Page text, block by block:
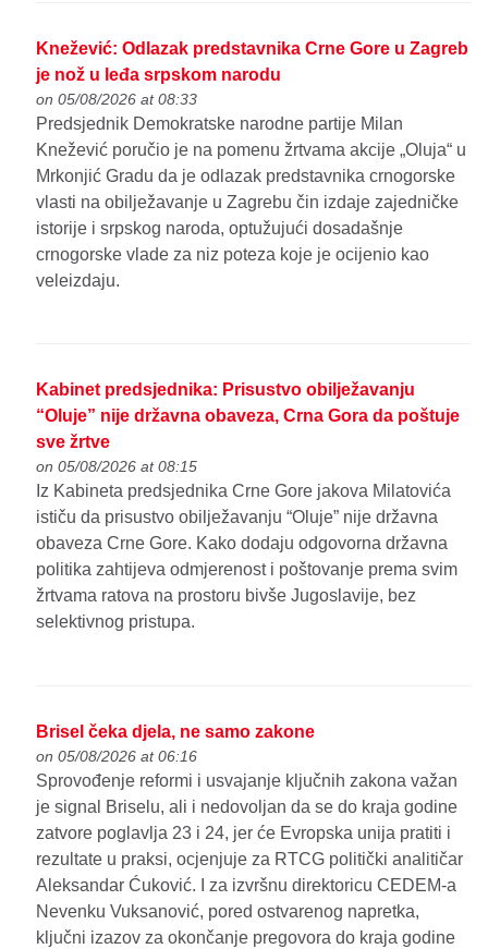
Knežević: Odlazak predstavnika Crne Gore u Zagreb
je nož u leđa srpskom narodu
on 05/08/2026 at 08:33
Predsjednik Demokratske narodne partije Milan
Knežević poručio je na pomenu žrtvama akcije „Oluja“ u
Mrkonjić Gradu da je odlazak predstavnika crnogorske
vlasti na obilježavanje u Zagrebu čin izdaje zajedničke
istorije i srpskog naroda, optužujući dosadašnje
crnogorske vlade za niz poteza koje je ocijenio kao
veleizdaju.
Kabinet predsjednika: Prisustvo obilježavanju
“Oluje” nije državna obaveza, Crna Gora da poštuje
sve žrtve
on 05/08/2026 at 08:15
Iz Kabineta predsjednika Crne Gore jakova Milatovića
ističu da prisustvo obilježavanju “Oluje” nije državna
obaveza Crne Gore. Kako dodaju odgovorna državna
politika zahtijeva odmjerenost i poštovanje prema svim
žrtvama ratova na prostoru bivše Jugoslavije, bez
selektivnog pristupa.
Brisel čeka djela, ne samo zakone
on 05/08/2026 at 06:16
Sprovođenje reformi i usvajanje ključnih zakona važan
je signal Briselu, ali i nedovoljan da se do kraja godine
zatvore poglavlja 23 i 24, jer će Evropska unija pratiti i
rezultate u praksi, ocjenjuje za RTCG politički analitičar
Aleksandar Ćuković. I za izvršnu direktoricu CEDEM-a
Nevenku Vuksanović, pored ostvarenog napretka,
ključni izazov za okončanje pregovora do kraja godine